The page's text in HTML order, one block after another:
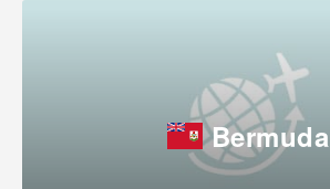
Bermuda